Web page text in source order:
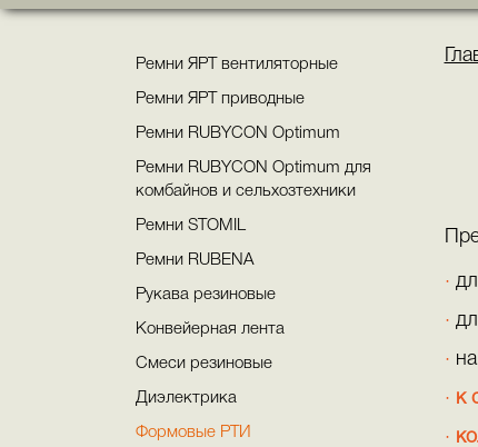
Ремни ЯРТ вентиляторные
Ремни ЯРТ приводные
Ремни RUBYCON Optimum
Ремни RUBYCON Optimum для
комбайнов и сельхозтехники
Ремни STOMIL
Ремни RUBENA
Рукава резиновые
Конвейерная лента
Смеси резиновые
Диэлектрика
Формовые РТИ
к